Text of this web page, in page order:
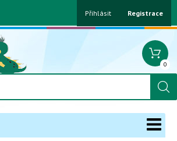
Přihlásit Registrace
0